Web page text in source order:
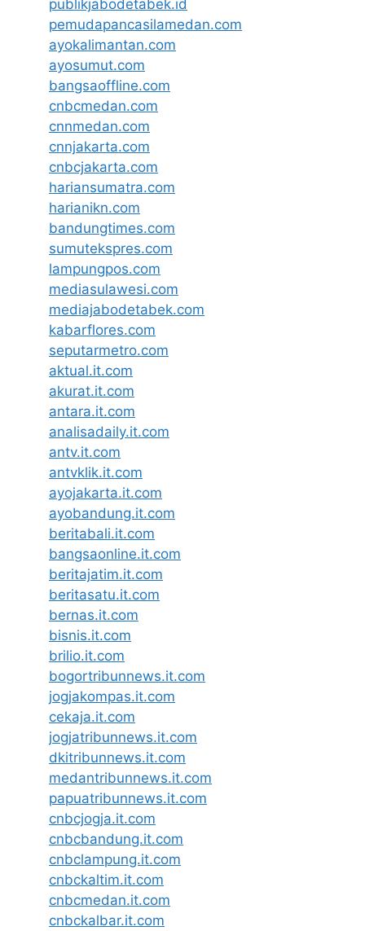
publikjabodetabek.id
pemudapancasilamedan.com
ayokalimantan.com
ayosumut.com
bangsaoffline.com
cnbcmedan.com
cnnmedan.com
cnnjakarta.com
cnbcjakarta.com
hariansumatra.com
harianikn.com
bandungtimes.com
sumutekspres.com
lampungpos.com
mediasulawesi.com
mediajabodetabek.com
kabarflores.com
seputarmetro.com
aktual.it.com
akurat.it.com
antara.it.com
analisadaily.it.com
antv.it.com
antvklik.it.com
ayojakarta.it.com
ayobandung.it.com
beritabali.it.com
bangsaonline.it.com
beritajatim.it.com
beritasatu.it.com
bernas.it.com
bisnis.it.com
brilio.it.com
bogortribunnews.it.com
jogjakompas.it.com
cekaja.it.com
jogjatribunnews.it.com
dkitribunnews.it.com
medantribunnews.it.com
papuatribunnews.it.com
cnbcjogja.it.com
cnbcbandung.it.com
cnbclampung.it.com
cnbckaltim.it.com
cnbcmedan.it.com
cnbckalbar.it.com